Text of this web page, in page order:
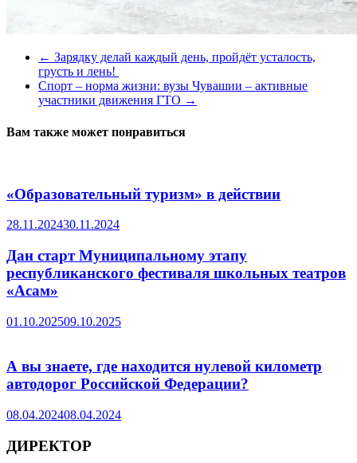
← Зарядку делай каждый день, пройдёт усталость,
грусть и лень!
Спорт – норма жизни: вузы Чувашии – активные
участники движения ГТО →
Вам также может понравиться
«Образовательный туризм» в действии
28.11.202430.11.2024
Дан старт Муниципальному этапу
республиканского фестиваля школьных театров
«Асам»
01.10.202509.10.2025
А вы знаете, где находится нулевой километр
автодорог Российской Федерации?
08.04.202408.04.2024
ДИРЕКТОР